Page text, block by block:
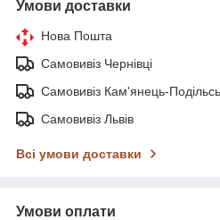
Умови доставки
Нова Пошта
Самовивіз Чернівці
Самовивіз Кам'янець-
Самовивіз Львів
Всі умови доставки
Умови оплати